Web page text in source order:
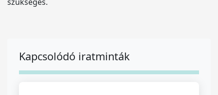
Kapcsolódó iratminták